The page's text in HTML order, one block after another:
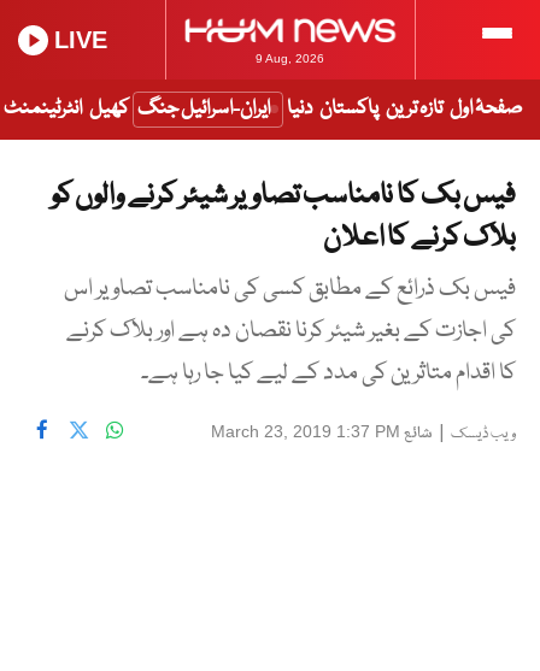
9 Aug, 2026
LIVE
صفحۂ اول تازہ ترین پاکستان دنیا ایران-اسرائیل جنگ کھیل انٹرٹینمنٹ
فیس بک کا نامناسب تصاویر شیئر کرنے والوں کو
بلاک کرنے کا اعلان
فیس بک ذرائع کے مطابق کسی کی نامناسب تصاویر اس
کی اجازت کے بغیر شیئر کرنا نقصان دہ ہے اور بلاک کرنے
کا اقدام متاثرین کی مدد کے لیے کیا جا رہا ہے۔
ویب ڈیسک | شائع March 23, 2019 1:37 PM